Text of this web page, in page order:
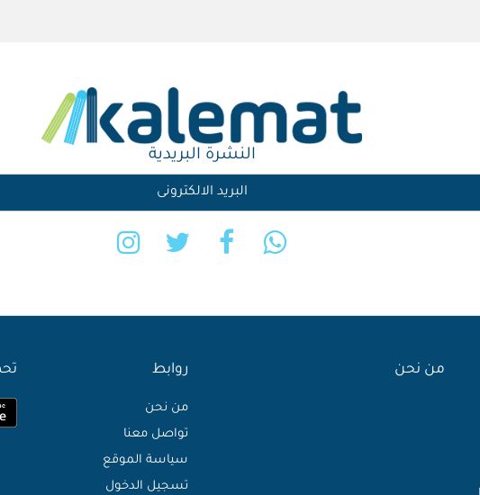
النشرة البريدية
من نحن روابط
من نحن
تواصل معنا
سياسة الموقع
تسجيل الدخول